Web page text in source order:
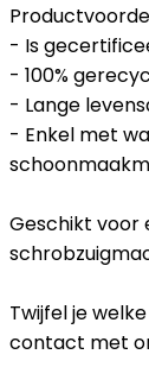
- Is
- 100%
- Lange
- Enkel met
Geschikt voor
Twijfel je
contact met